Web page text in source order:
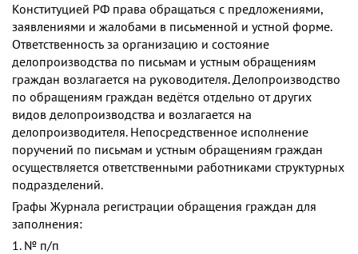
Конституцией РФ права обращаться с предложениями,
заявлениями и жалобами в письменной и устной форме.
Ответственность за организацию и состояние
делопроизводства по письмам и устным обращениям
граждан возлагается на руководителя. Делопроизводство
по обращениям граждан ведётся отдельно от других
видов делопроизводства и возлагается на
делопроизводителя. Непосредственное исполнение
поручений по письмам и устным обращениям граждан
осуществляется ответственными работниками структурных
подразделений.
Графы Журнала регистрации обращения граждан для
заполнения:
1. № п/п